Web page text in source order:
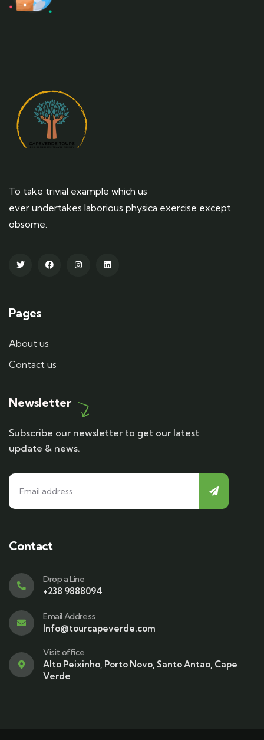
To take trivial example which us
ever undertakes laborious physica exercise except
obsome.
Pages
About us
Contact us
Newsletter
Subscribe our newsletter to get our latest
update & news.
Contact
Drop a Line
+238 9888094
Email Address
Info@tourcapeverde.com
Visit office
Alto Peixinho, Porto Novo, Santo Antao, Cape
Verde